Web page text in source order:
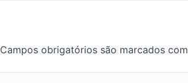
Campos obrigatórios são marcados com